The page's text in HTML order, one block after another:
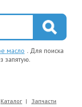
масло . Для поиска
запятую.
Каталог Запчасти